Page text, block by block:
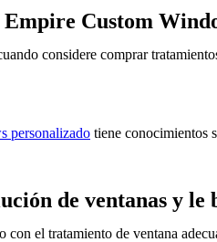
Custom
considere comprar
personalizado tiene conocimientos
de ventanas y
el tratamiento de ventana